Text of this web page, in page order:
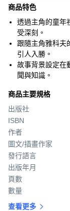
商品特色
透過主角的童年
受深刻。
跟隨主角雅科夫
引人入勝。
故事背景設定在
聞與知識。
商品主要規格
出版社
ISBN
作者
圖文/插畫作家
發行語言
出版年月
頁數
數量
查看更多